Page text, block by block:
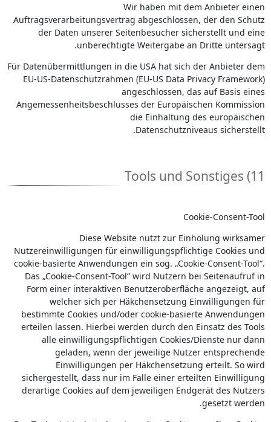
Wir haben mit dem Anbieter einen
Auftragsverarbeitungsvertrag abgeschlossen, der den Schutz
der Daten unserer Seitenbesucher sicherstellt und eine
unberechtigte Weitergabe an Dritte untersagt.
Für Datenübermittlungen in die USA hat sich der Anbieter dem
EU-US-Datenschutzrahmen (EU-US Data Privacy Framework)
angeschlossen, das auf Basis eines
Angemessenheitsbeschlusses der Europäischen Kommission
die Einhaltung des europäischen
Datenschutzniveaus sicherstellt.
11) Tools und Sonstiges
Cookie-Consent-Tool
Diese Website nutzt zur Einholung wirksamer
Nutzereinwilligungen für einwilligungspflichtige Cookies und
cookie-basierte Anwendungen ein sog. „Cookie-Consent-Tool“.
Das „Cookie-Consent-Tool“ wird Nutzern bei Seitenaufruf in
Form einer interaktiven Benutzeroberfläche angezeigt, auf
welcher sich per Häkchensetzung Einwilligungen für
bestimmte Cookies und/oder cookie-basierte Anwendungen
erteilen lassen. Hierbei werden durch den Einsatz des Tools
alle einwilligungspflichtigen Cookies/Dienste nur dann
geladen, wenn der jeweilige Nutzer entsprechende
Einwilligungen per Häkchensetzung erteilt. So wird
sichergestellt, dass nur im Falle einer erteilten Einwilligung
derartige Cookies auf dem jeweiligen Endgerät des Nutzers
gesetzt werden.